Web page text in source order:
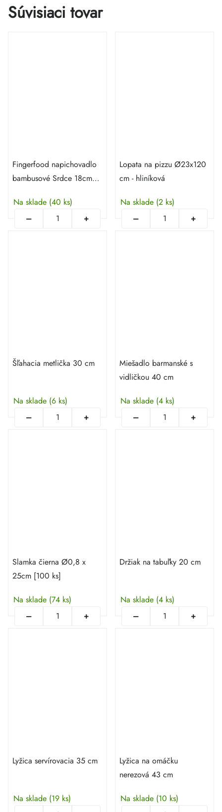
Súvisiaci tovar
Fingerfood napichovadlo
bambusové Srdce 18cm
Na sklade (40 ks)
Lopata na pizzu Ø23x120
cm - hliníková
Na sklade (2 ks)
Šľahacia metlička 30 cm
Na sklade (6 ks)
Miešadlo barmanské s
vidličkou 40 cm
Na sklade (4 ks)
Slamka čierna Ø0,8 x
25cm [100 ks]
Na sklade (74 ks)
Držiak na tabuľky 20 cm
Na sklade (4 ks)
Lyžica servírovacia 35 cm
Na sklade (19 ks)
Lyžica na omáčku
nerezová 43 cm
Na sklade (10 ks)